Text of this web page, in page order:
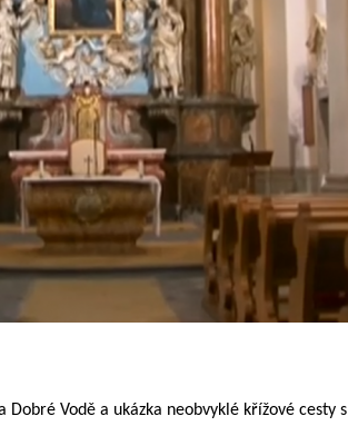
Vodě a ukázka neobvyklé křížové cesty s